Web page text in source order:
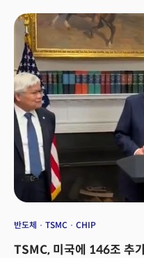
2024년 8월 인텔 이사회에서 물
됐다. 진스너는 수석 부사장 겸 최
제품 부문 CEO를 맡게 된다. 임
D. Yeary)는 탄 CEO의 취임 후
board, 사외 이사)으로 물러날 예정
전문성, 제품 및 파운드리(foundry,
깊은 인맥, 주주 가치 창출에 대한
“인텔의 차기 CEO로 꼭 필요한 인
(turnaround, 반등)를 가속화하고
활용하기 위해 노력할 것”이라고
CEO로 합류하게 돼 영광”이라며
주주를 위한 가치를 창출하는 방
있다고 생각한다”고 밝혔다. 그는
플랫폼, 방대한 고객 기반, 공정 기
비즈니스를 구축해 가겠다”고 했다.
반도체 TSMC CHIP
TSMC, 미국에 146조 추